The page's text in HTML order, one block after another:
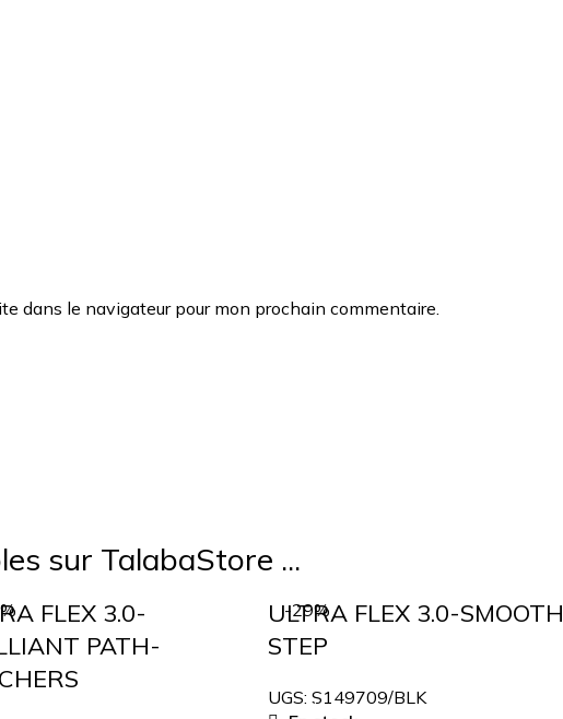
dans le navigateur pour mon prochain commentaire.
sur TalabaStore ...
FLEX 3.0-
PATH-
-29%
ULTRA FLEX 3.0-SMOOTH
STEP
UGS: S149709/BLK